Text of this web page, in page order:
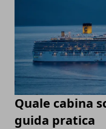
Quale cabina
guida pratica